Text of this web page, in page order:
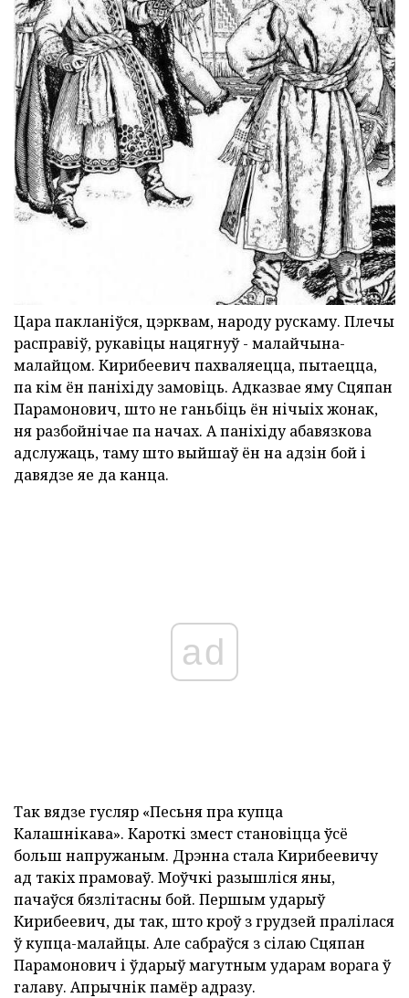
Цара пакланіўся, цэрквам, народу рускаму. Плечы
расправіў, рукавіцы нацягнуў - малайчына-
малайцом. Кирибеевич пахваляецца, пытаецца,
па кім ён паніхіду замовіць. Адказвае яму Сцяпан
Парамонович, што не ганьбіць ён нічыіх жонак,
ня разбойнічае па начах. А паніхіду абавязкова
адслужаць, таму што выйшаў ён на адзін бой і
давядзе яе да канца.
ad
Так вядзе гусляр «Песьня пра купца
Калашнікава». Кароткі змест становіцца ўсё
больш напружаным. Дрэнна стала Кирибеевичу
ад такіх прамоваў. Моўчкі разышліся яны,
пачаўся бязлітасны бой. Першым ударыў
Кирибеевич, ды так, што кроў з грудзей пралілася
ў купца-малайцы. Але сабраўся з сілаю Сцяпан
Парамонович і ўдарыў магутным ударам ворага ў
галаву. Апрычнік памёр адразу.